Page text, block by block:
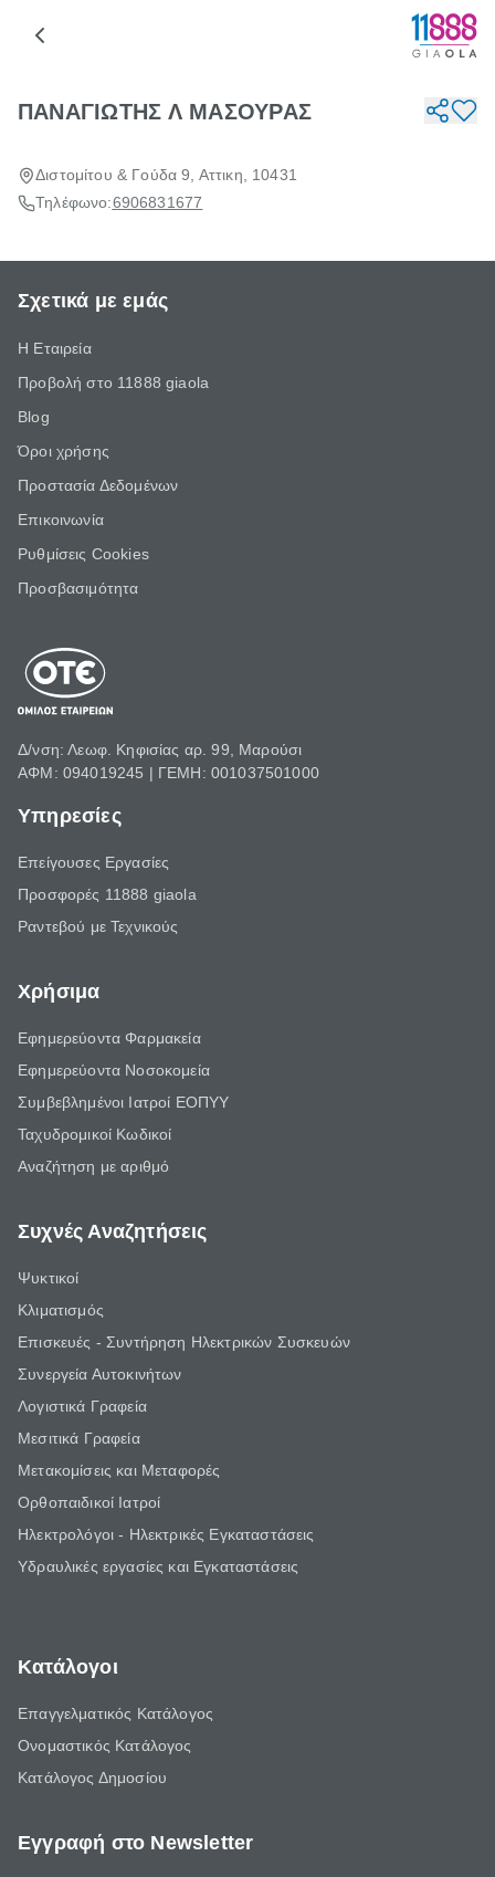
ΠΑΝΑΓΙΩΤΗΣ Λ ΜΑΣΟΥΡΑΣ
Διστομίτου & Γούδα 9, Αττικη, 10431
Τηλέφωνο:6906831677
Σχετικά με εμάς
Η Εταιρεία
Προβολή στο 11888 giaola
Blog
Όροι χρήσης
Προστασία Δεδομένων
Επικοινωνία
Ρυθμίσεις Cookies
Προσβασιμότητα
Δ/νση: Λεωφ. Κηφισίας αρ. 99, Μαρούσι
ΑΦΜ: 094019245 | ΓΕΜΗ: 001037501000
Υπηρεσίες
Επείγουσες Εργασίες
Προσφορές 11888 giaola
Ραντεβού με Τεχνικούς
Χρήσιμα
Εφημερεύοντα Φαρμακεία
Εφημερεύοντα Νοσοκομεία
Συμβεβλημένοι Ιατροί ΕΟΠΥΥ
Ταχυδρομικοί Κωδικοί
Αναζήτηση με αριθμό
Συχνές Αναζητήσεις
Ψυκτικοί
Κλιματισμός
Επισκευές - Συντήρηση Ηλεκτρικών Συσκευών
Συνεργεία Αυτοκινήτων
Λογιστικά Γραφεία
Μεσιτικά Γραφεία
Μετακομίσεις και Μεταφορές
Ορθοπαιδικοί Ιατροί
Ηλεκτρολόγοι - Ηλεκτρικές Εγκαταστάσεις
Υδραυλικές εργασίες και Εγκαταστάσεις
Κατάλογοι
Επαγγελματικός Κατάλογος
Ονομαστικός Κατάλογος
Κατάλογος Δημοσίου
Εγγραφή στο Newsletter